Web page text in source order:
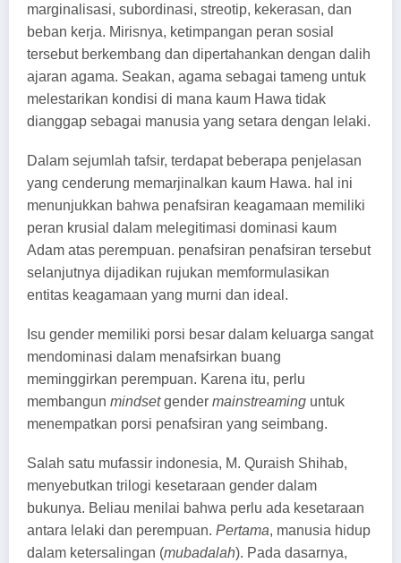
marginalisasi, subordinasi, streotip, kekerasan, dan
beban kerja. Mirisnya, ketimpangan peran sosial
tersebut berkembang dan dipertahankan dengan dalih
ajaran agama. Seakan, agama sebagai tameng untuk
melestarikan kondisi di mana kaum Hawa tidak
dianggap sebagai manusia yang setara dengan lelaki.
Dalam sejumlah tafsir, terdapat beberapa penjelasan
yang cenderung memarjinalkan kaum Hawa. hal ini
menunjukkan bahwa penafsiran keagamaan memiliki
peran krusial dalam melegitimasi dominasi kaum
Adam atas perempuan. penafsiran penafsiran tersebut
selanjutnya dijadikan rujukan memformulasikan
entitas keagamaan yang murni dan ideal.
Isu gender memiliki porsi besar dalam keluarga sangat
mendominasi dalam menafsirkan buang
meminggirkan perempuan. Karena itu, perlu
membangun mindsetgender mainstreaming untuk
menempatkan porsi penafsiran yang seimbang.
Salah satu mufassir indonesia, M. Quraish Shihab,
menyebutkan trilogi kesetaraan gender dalam
bukunya. Beliau menilai bahwa perlu ada kesetaraan
antara lelaki dan perempuan. Pertama, manusia hidup
dalam ketersalingan (mubadalah). Pada dasarnya,